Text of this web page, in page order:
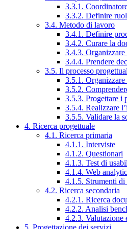
3.3.1.
3.3.2. Definire
3.4. Metodo di lavoro
3.4.1. Definire
3.4.2. Curare la
3.4.3.
3.4.4. Prendere
3.5. Il processo
3.5.1.
3.5.2.
3.5.3. Progettare i
3.5.4. Realizzare
3.5.5. Validare la
4. Ricerca progettuale
4.1. Ricerca primaria
4.1.1. Interviste
4.1.2. Questionari
4.1.3. Test di
4.1.4. Web
4.1.5. Strumenti di
4.2. Ricerca secondaria
4.2.1. Ricerca
4.2.2. Analisi
4.2.3. Valutazione
5. Progettazione dei servizi